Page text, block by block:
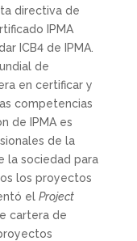
directiva de
IPMA
ICB4 de IPMA.
de
en certificar y
competencias
de IPMA es
de la
la sociedad para
los proyectos
el Project
cartera de